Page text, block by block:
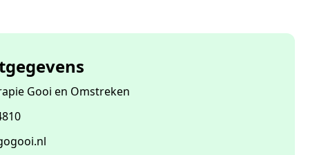
Gooi en Omstreken